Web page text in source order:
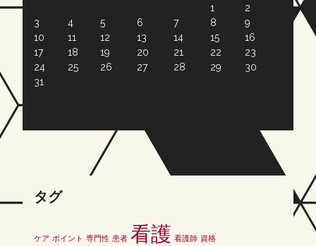
1
2
3
4 5 6 7 8
9
10
11 12 13 14 15
16
17
18 19 20 21 22
23
24
25 26 27 28 29
30
31
タグ
ケア ポイント 専門性 患者 看護 看護師 資格